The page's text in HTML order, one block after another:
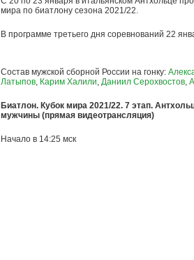
мира по биатлону сезона 2021/22.
В программе третьего дня соревнований 22
Состав мужской сборной России на гонку:
Латыпов, Карим Халили, Даниил Серохвостов,
Биатлон. Кубок мира 2021/22. 7 этап.
мужчины (прямая видеотрансляция)
Начало в 14:25 мск